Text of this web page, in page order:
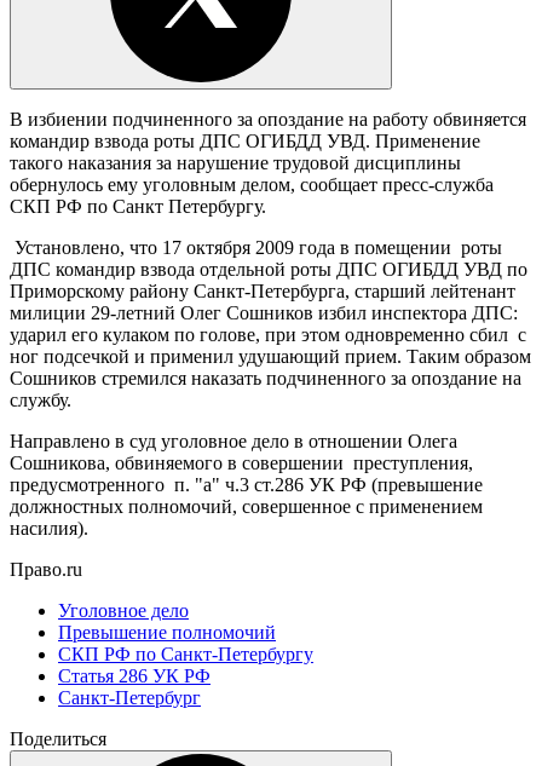
В избиении подчиненного за опоздание на работу обвиняется
командир взвода роты ДПС ОГИБДД УВД. Применение
такого наказания за нарушение трудовой дисциплины
обернулось ему уголовным делом, сообщает пресс-служба
СКП РФ по Санкт Петербургу.
Установлено, что 17 октября 2009 года в помещении роты
ДПС командир взвода отдельной роты ДПС ОГИБДД УВД по
Приморскому району Санкт-Петербурга, старший лейтенант
милиции 29-летний Олег Сошников избил инспектора ДПС:
ударил его кулаком по голове, при этом одновременно сбил с
ног подсечкой и применил удушающий прием. Таким образом
Сошников стремился наказать подчиненного за опоздание на
службу.
Направлено в суд уголовное дело в отношении Олега
Сошникова, обвиняемого в совершении преступления,
предусмотренного п. "а" ч.3 ст.286 УК РФ (превышение
должностных полномочий, совершенное с применением
насилия).
Право.ru
Уголовное дело
Превышение полномочий
СКП РФ по Санкт-Петербургу
Статья 286 УК РФ
Санкт-Петербург
Поделиться